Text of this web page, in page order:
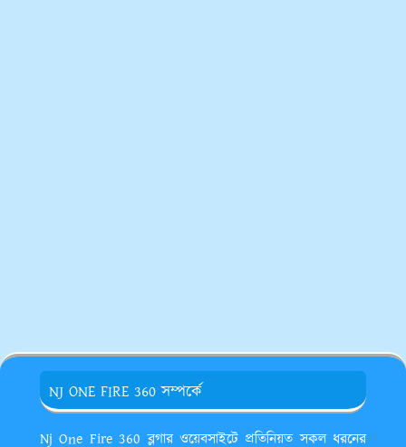
NJ ONE FIRE 360 সম্পর্কে
Nj One Fire 360 ব্লগার ওয়েবসাইটে প্রতিনিয়ত সকল ধরনের